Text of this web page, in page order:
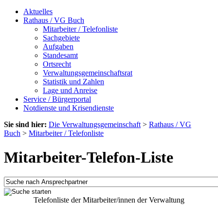
Aktuelles
Rathaus / VG Buch
Mitarbeiter / Telefonliste
Sachgebiete
Aufgaben
Standesamt
Ortsrecht
Verwaltungsgemeinschaftsrat
Statistik und Zahlen
Lage und Anreise
Service / Bürgerportal
Notdienste und Krisendienste
Sie sind hier: Die Verwaltungsgemeinschaft > Rathaus / VG
Buch > Mitarbeiter / Telefonliste
Mitarbeiter-Telefon-Liste
Telefonliste der Mitarbeiter/innen der Verwaltung